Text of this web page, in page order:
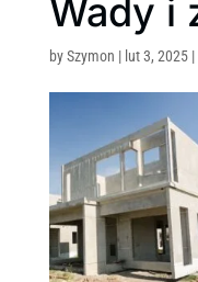
Wady i
bySzymon | lut 3, 2025|